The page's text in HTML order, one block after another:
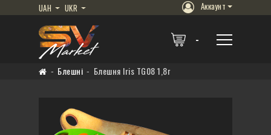
UAH UKR Аккаунт
Блешні Блешня Iris TG08 1,8г